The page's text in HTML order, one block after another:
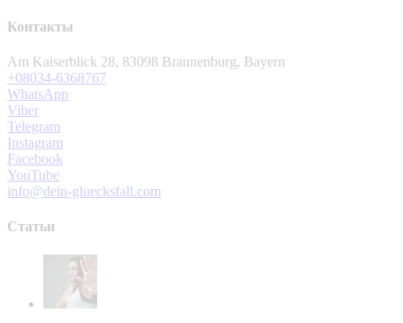
Контакты
Am Kaiserblick 28, 83098 Brannenburg, Bayern
+08034-6368767
WhatsApp
Viber
Telegram
Instagram
Facebook
YouTube
info@dein-gluecksfall.com
Статьи